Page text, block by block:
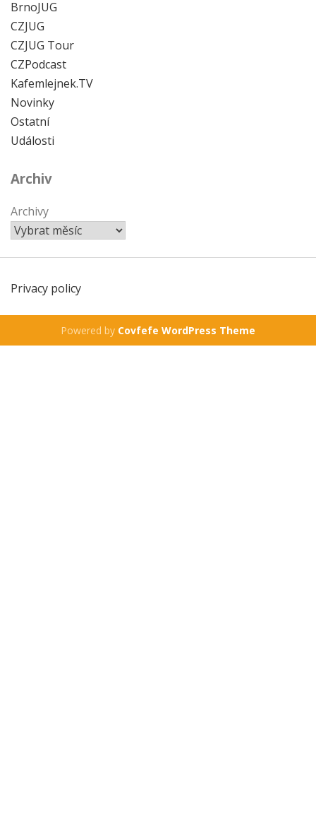
BrnoJUG
CZJUG
CZJUG Tour
CZPodcast
Kafemlejnek.TV
Novinky
Ostatní
Události
Archiv
Archivy
Privacy policy
Powered by Covfefe WordPress Theme